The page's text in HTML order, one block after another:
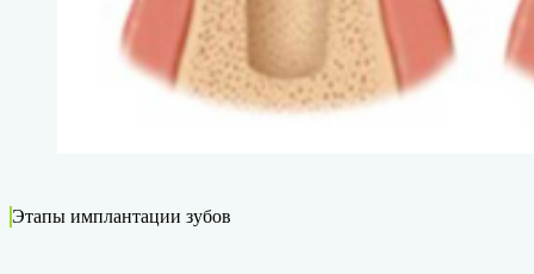
Этапы имплантации зубов